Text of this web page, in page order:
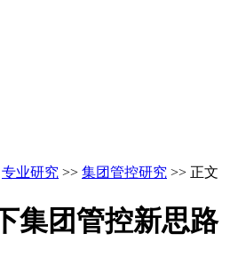
专业研究 >> 集团管控研究 >> 正文
集团管控新思路